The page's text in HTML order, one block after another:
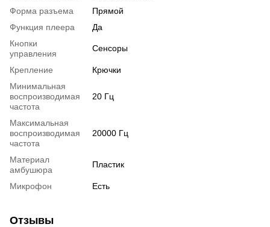
Форма разъема
Прямой
Функция плеера
Да
Кнопки
управления
Сенсоры
Крепление
Крючки
Минимальная
воспроизводимая
частота
20 Гц
Максимальная
воспроизводимая
частота
20000 Гц
Материал
амбушюра
Пластик
Микрофон Есть
Отзывы